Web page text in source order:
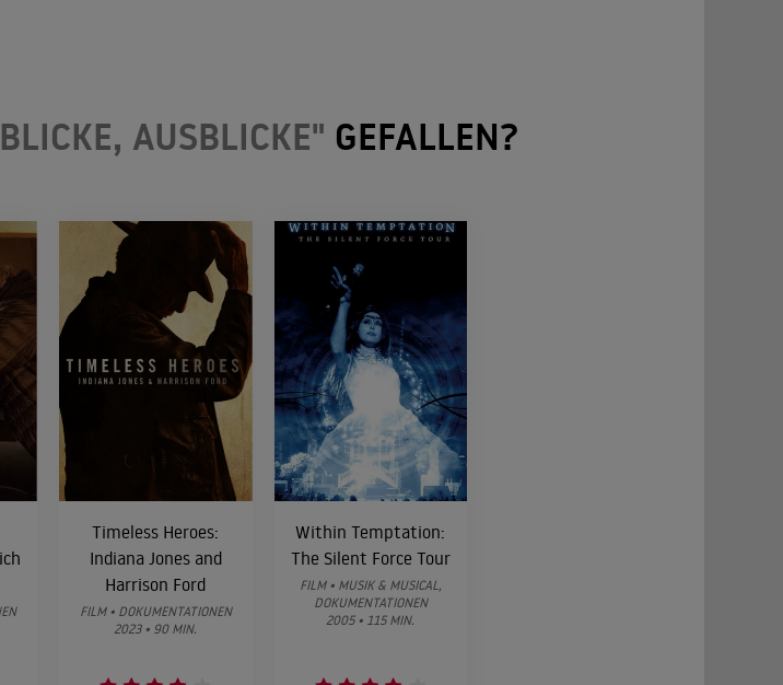
AUSBLICKE" GEFALLEN?
Timeless Heroes:
Indiana Jones and
Harrison Ford
FILM • DOKUMENTATIONEN
2023 • 90 MIN.
Within Temptation:
The Silent Force Tour
FILM • MUSIK & MUSICAL,
DOKUMENTATIONEN
2005 • 115 MIN.